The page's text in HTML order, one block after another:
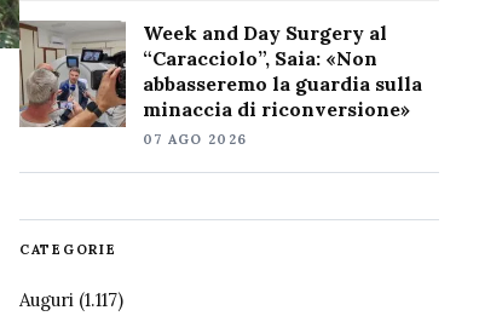
Week and Day Surgery al
“Caracciolo”, Saia: «Non
abbasseremo la guardia sulla
minaccia di riconversione»
07 AGO 2026
CATEGORIE
Auguri(1.117)